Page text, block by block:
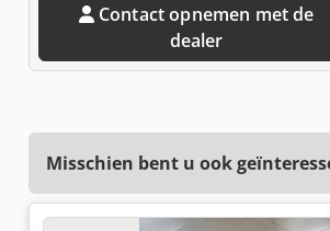
Contact opnemen met de
dealer
Misschien bent u ook